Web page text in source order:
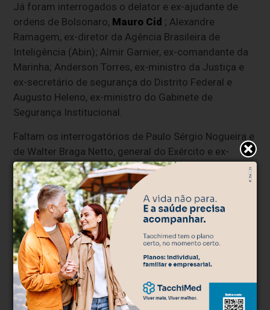
Já foram interrogados o delator e ex-ajudante de
ordens de Bolsonaro, Mauro Cid ; Alexandre
Ramagem, ex-diretor da Agência Brasileira de
Inteligência (Abin); Almir Garnier, ex-comandante da
Marinha; Anderson Torres, ex-ministro da Justiça e
ex-secretário de segurança do Distrito Federal e
Augusto Heleno, ex-ministro do Gabinete de
Segurança Institucional.
Faltam os interrogatórios de Paulo Sérgio Nogueira e
de Walter Braga Netto, general do Exército e ex-
ministro de Bolsonaro.
O interrogatório dos réus é uma das últimas fases da
ação penal. A expectativa é de que o julgamento que
vai decidir pela condenação ou absolvição do ex-
presidente e dos demais réus ocorra no segundo
semestre deste ano.
Em caso de condenação, as penas passam de 30
anos de prisão.